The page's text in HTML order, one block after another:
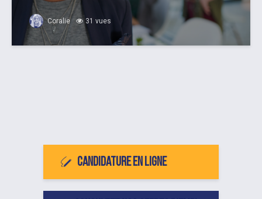
Coralie 31 vues
Candidature en ligne